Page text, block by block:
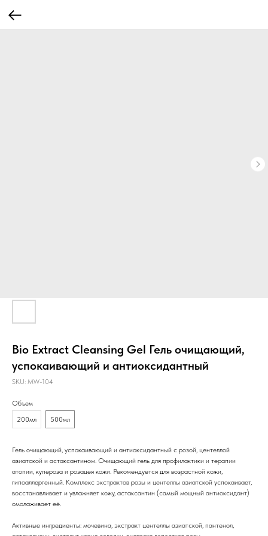
Bio Extract Cleansing Gel Гель очищающий,
успокаивающий и антиоксидантный
SKU: MW-104
Объем
200мл
500мл
Гель очищающий, успокаивающий и антиоксидантный с розой, центеллой
азиатской и астаксантином. Очищающий гель для профилактики и терапии
атопии, купероза и розацея кожи. Рекомендуется для возрастной кожи,
гипоаллергенный. Комплекс экстрактов розы и центеллы азиатской успокаивает,
восстанавливает и увлажняет кожу, астаксантин (самый мощный антиоксидант)
омолаживает её.
Активные ингредиенты: мочевина, экстракт центеллы азиатской, пантенол,